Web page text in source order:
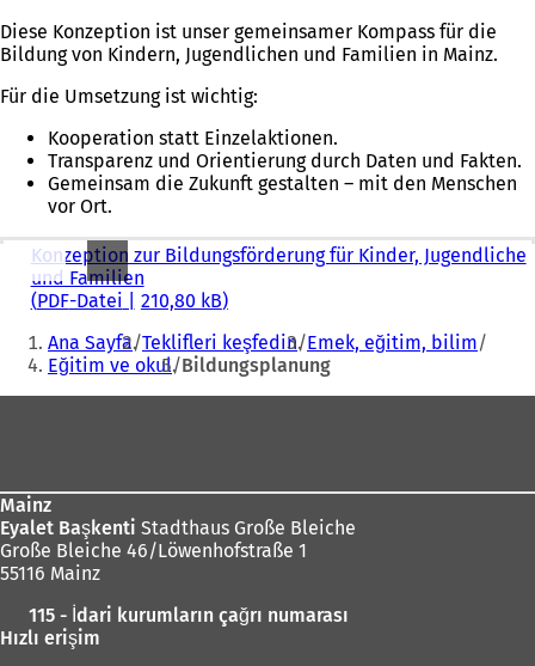
Diese Konzeption ist unser gemeinsamer Kompass für die
Bildung von Kindern, Jugendlichen und Familien in Mainz.
Für die Umsetzung ist wichtig:
Kooperation statt Einzelaktionen.
Transparenz und Orientierung durch Daten und Fakten.
Gemeinsam die Zukunft gestalten – mit den Menschen
vor Ort.
Konzeption zur Bildungsförderung für Kinder, Jugendliche
und Familien
PDF-Datei 210,80 kB
Sie
befinden
sich
Ana Sayfa Teklifleri keşfedin Emek, eğitim, bilim
Eğitim ve okul Bildungsplanung
Mainz
Eyalet Başkenti Stadthaus Große Bleiche
Große Bleiche 46/Löwenhofstraße 1
55116 Mainz
115 - İdari kurumların çağrı numarası
Hızlı erişim